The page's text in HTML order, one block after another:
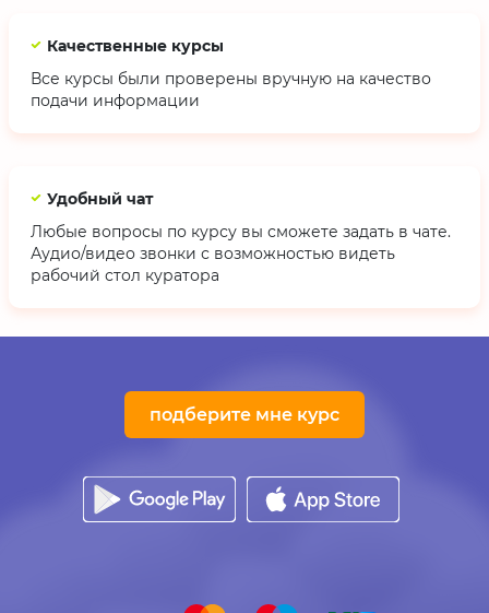
Качественные курсы
Все курсы были проверены вручную на качество
подачи информации
Удобный чат
Любые вопросы по курсу вы сможете задать в чате.
Аудио/видео звонки с возможностью видеть
рабочий стол куратора
подберите мне курс